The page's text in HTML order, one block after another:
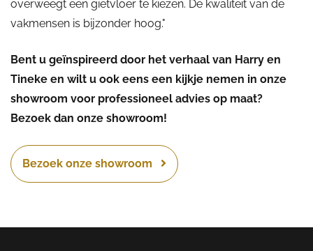
overweegt een gietvloer te kiezen. De kwaliteit van de
vakmensen is bijzonder hoog."
Bent u geïnspireerd door het verhaal van Harry en
Tineke en wilt u ook eens een kijkje nemen in onze
showroom voor professioneel advies op maat?
Bezoek dan onze showroom!
Bezoek onze showroom